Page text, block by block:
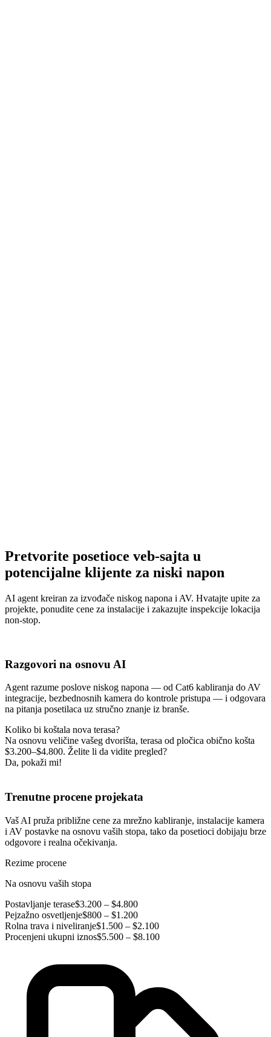
Pretvorite posetioce veb-sajta u
potencijalne klijente za niski napon
AI agent kreiran za izvođače niskog napona i AV. Hvatajte upite za
projekte, ponudite cene za instalacije i zakazujte inspekcije lokacija
non-stop.
Razgovori na osnovu AI
Agent razume poslove niskog napona — od Cat6 kabliranja do AV
integracije, bezbednosnih kamera do kontrole pristupa — i odgovara
na pitanja posetilaca uz stručno znanje iz branše.
Koliko bi koštala nova terasa?
Na osnovu veličine vašeg dvorišta, terasa od pločica obično košta
$3.200–$4.800. Želite li da vidite pregled?
Da, pokaži mi!
Trenutne procene projekata
Vaš AI pruža približne cene za mrežno kabliranje, instalacije kamera
i AV postavke na osnovu vaših stopa, tako da posetioci dobijaju brze
odgovore i realna očekivanja.
Rezime procene
Na osnovu vaših stopa
Postavljanje terase$3.200 – $4.800
Pejzažno osvetljenje$800 – $1.200
Rolna trava i niveliranje$1.500 – $2.100
Procenjeni ukupni iznos$5.500 – $8.100